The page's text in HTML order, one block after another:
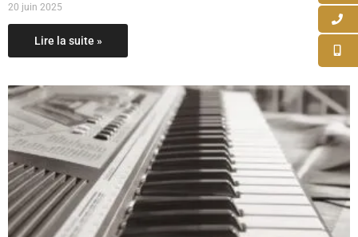
20 juin 2025
Lire la suite »